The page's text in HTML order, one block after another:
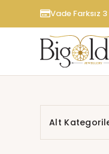
Vade Farksız
Alt